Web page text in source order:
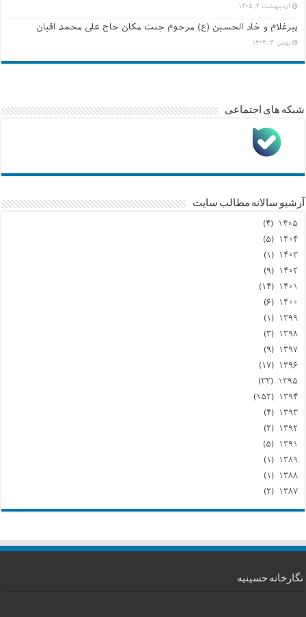
اردیبهشت ۴, ۱۴۰۵
پیرغلام و خاد الحسین (ع) مرحوم جنت مکان حاج علی محمد اقیان
بهمن ۳, ۱۴۰۴
شبکه های اجتماعی
آرشیو سالانه مطالب سایت
۱۴۰۵ (۴)
۱۴۰۴ (۵)
۱۴۰۳ (۱)
۱۴۰۲ (۹)
۱۴۰۱ (۱۴)
۱۴۰۰ (۶)
۱۳۹۹ (۱)
۱۳۹۸ (۳)
۱۳۹۷ (۹)
۱۳۹۶ (۱۷)
۱۳۹۵ (۳۲)
۱۳۹۴ (۱۵۲)
۱۳۹۳ (۴)
۱۳۹۲ (۲)
۱۳۹۱ (۵)
۱۳۸۹ (۱)
۱۳۸۸ (۱)
۱۳۸۷ (۲)
نگارخانه حسینیه